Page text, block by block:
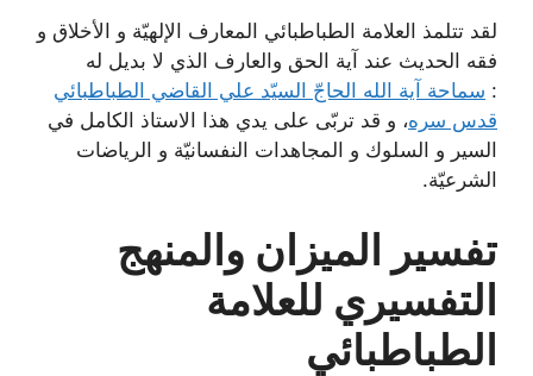
لقد تتلمذ العلامة الطباطبائي المعارف الإلهيّة و الأخلاق و
فقه الحديث عند آية الحق والعارف الذي لا بديل له
: سماحة آية الله الحاجّ السيّد علي القاضي الطباطبائي
قدس سره، و قد تربّى على يدي هذا الاستاذ الكامل في
السير و السلوك و المجاهدات النفسانيّة و الرياضات
الشرعيّة.
تفسير الميزان والمنهج
التفسيري للعلامة
الطباطبائي